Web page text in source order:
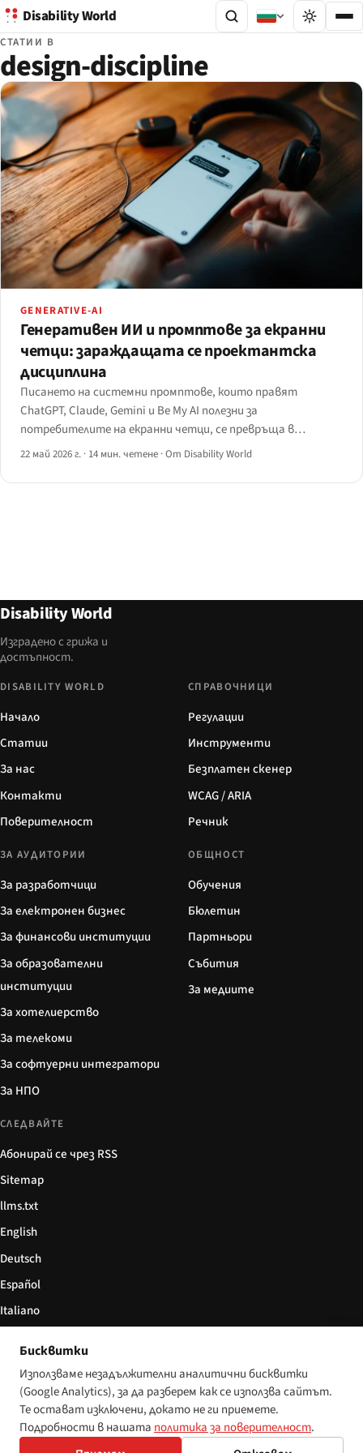
Disability World
СТАТИИ В
design-discipline
GENERATIVE-AI
Генеративен ИИ и промптове за екранни
четци: зараждащата се проектантска
дисциплина
Писането на системни промптове, които правят
ChatGPT, Claude, Gemini и Be My AI полезни за
потребителите на екранни четци, се превръща в
собствен проектантски занаят — с правила за
технологии и нерешените UX проблеми.
22 май 2026 г. · 14 мин. четене ·От Disability World
Disability World
Изградено с грижа и
достъпност.
DISABILITY WORLD
Начало
Статии
За нас
Контакти
Поверителност
СПРАВОЧНИЦИ
Регулации
Инструменти
Безплатен скенер
WCAG / ARIA
Речник
ЗА АУДИТОРИИ
За разработчици
За електронен бизнес
За финансови институции
За образователни
институции
За хотелиерство
За телекоми
За софтуерни интегратори
За НПО
ОБЩНОСТ
Обучения
Бюлетин
Партньори
Събития
За медиите
СЛЕДВАЙТЕ
Абонирай се чрез RSS
Sitemap
llms.txt
English
Deutsch
Español
Italiano
© 2026 Disability World. Всички права запазени. Настройки за бисквитки
Бисквитки
Използваме незадължителни аналитични бисквитки
(Google Analytics), за да разберем как се използва сайтът.
Те остават изключени, докато не ги приемете.
Подробности в нашата политика за поверителност.